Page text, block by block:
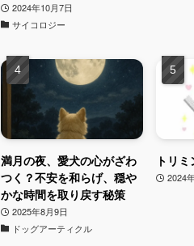
2024年10月7日
サイコロジー
満月の夜、愛犬の心がざわ
つく？不安を和らげ、穏や
かな時間を取り戻す秘策
2025年8月9日
ドッグアーティクル
トリ
2024